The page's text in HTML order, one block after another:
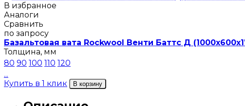
В избранное
Аналоги
Сравнить
по запросу
Базальтовая вата Rockwool Венти Баттс Д
Толщина, мм
80 90 100 110 120
...
Купить в 1 клик
В корзину